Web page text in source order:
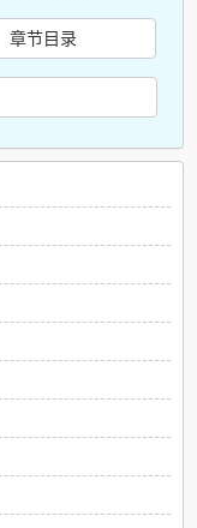
章节目录